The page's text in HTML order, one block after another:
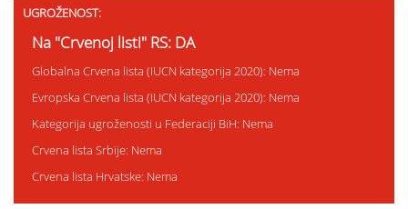
UGROŽENOST:
Na "Crvenoj listi" RS: DA
Globalna Crvena lista (IUCN kategorija 2020): Nema
Evropska Crvena lista (IUCN kategorija 2020): Nema
Kategorija ugroženosti u Federaciji BiH: Nema
Crvena lista Srbije: Nema
Crvena lista Hrvatske: Nema